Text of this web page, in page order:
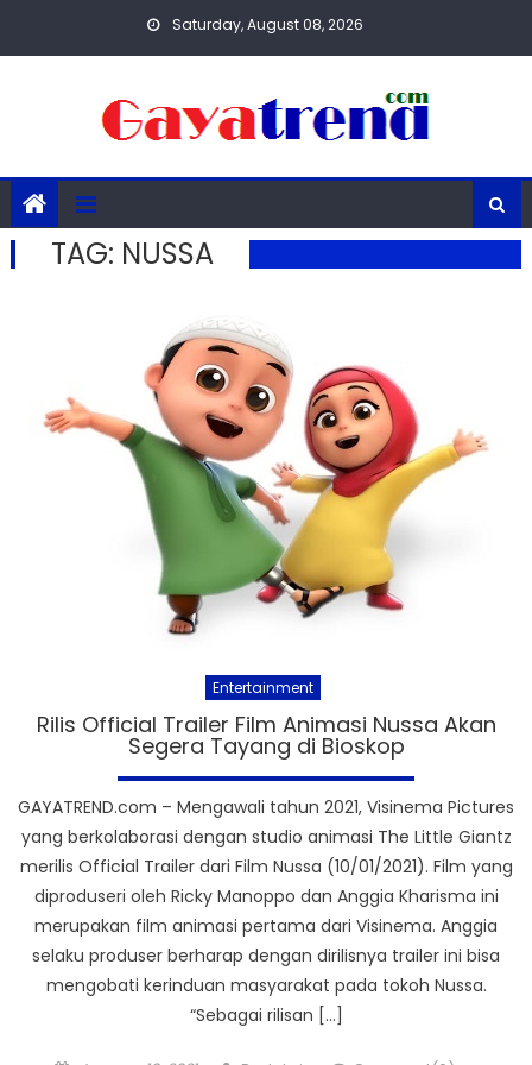
Saturday, August 08, 2026
TAG: NUSSA
Entertainment
Rilis Official Trailer Film Animasi Nussa Akan
Segera Tayang di Bioskop
GAYATREND.com – Mengawali tahun 2021, Visinema Pictures
yang berkolaborasi dengan studio animasi The Little Giantz
merilis Official Trailer dari Film Nussa (10/01/2021). Film yang
diproduseri oleh Ricky Manoppo dan Anggia Kharisma ini
merupakan film animasi pertama dari Visinema. Anggia
selaku produser berharap dengan dirilisnya trailer ini bisa
mengobati kerinduan masyarakat pada tokoh Nussa.
“Sebagai rilisan […]